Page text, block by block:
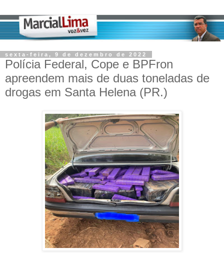
sexta-feira, 9 de dezembro de 2022
Polícia Federal, Cope e BPFron
apreendem mais de duas toneladas de
drogas em Santa Helena (PR.)